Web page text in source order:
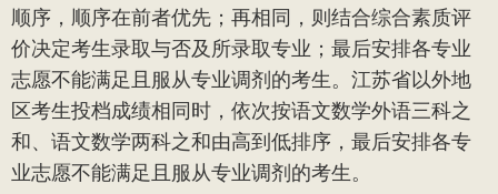
顺序，顺序在前者优先；再相同，则结合综合素质评
价决定考生录取与否及所录取专业；最后安排各专业
志愿不能满足且服从专业调剂的考生。江苏省以外地
区考生投档成绩相同时，依次按语文数学外语三科之
和、语文数学两科之和由高到低排序，最后安排各专
业志愿不能满足且服从专业调剂的考生。